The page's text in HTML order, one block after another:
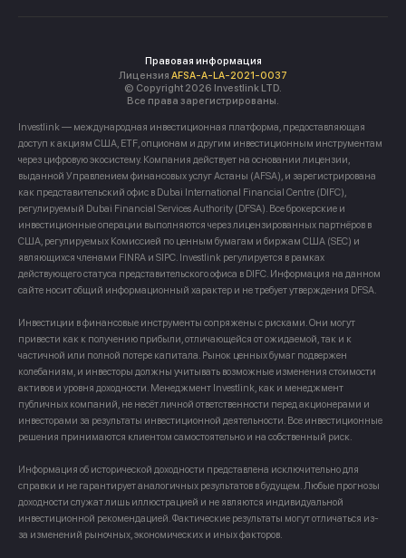
Правовая информация
Лицензия AFSA-A-LA-2021-0037
© Copyright 2026 Investlink LTD.
Все права зарегистрированы.
Investlink — международная инвестиционная платформа, предоставляющая
доступ к акциям США, ETF, опционам и другим инвестиционным инструментам
через цифровую экосистему. Компания действует на основании лицензии,
выданной Управлением финансовых услуг Астаны (AFSA), и зарегистрирована
как представительский офис в Dubai International Financial Centre (DIFC),
регулируемый Dubai Financial Services Authority (DFSA). Все брокерские и
инвестиционные операции выполняются через лицензированных партнёров в
США, регулируемых Комиссией по ценным бумагам и биржам США (SEC) и
являющихся членами FINRA и SIPC. Investlink регулируется в рамках
действующего статуса представительского офиса в DIFC. Информация на данном
сайте носит общий информационный характер и не требует утверждения DFSA.
Инвестиции в финансовые инструменты сопряжены с рисками. Они могут
привести как к получению прибыли, отличающейся от ожидаемой, так и к
частичной или полной потере капитала. Рынок ценных бумаг подвержен
колебаниям, и инвесторы должны учитывать возможные изменения стоимости
активов и уровня доходности. Менеджмент Investlink, как и менеджмент
публичных компаний, не несёт личной ответственности перед акционерами и
инвесторами за результаты инвестиционной деятельности. Все инвестиционные
решения принимаются клиентом самостоятельно и на собственный риск.
Информация об исторической доходности представлена исключительно для
справки и не гарантирует аналогичных результатов в будущем. Любые прогнозы
доходности служат лишь иллюстрацией и не являются индивидуальной
инвестиционной рекомендацией. Фактические результаты могут отличаться из-
за изменений рыночных, экономических и иных факторов.